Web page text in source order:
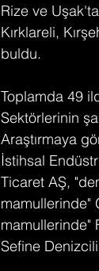
Rize ve
Kırklareli,
buldu.
Toplamda 49
Sektörlerinin
Araştırmaya
İstihsal
Ticaret AŞ,
mamullerinde"
mamullerinde"
Sefine